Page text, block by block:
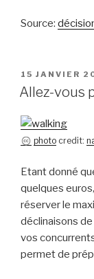
Source:
PUBLIÉ
LE
15 JANVIER
Allez-vous
photo credit:
Etant donné
quelques
réserver le
déclinaisons
vos
permet de